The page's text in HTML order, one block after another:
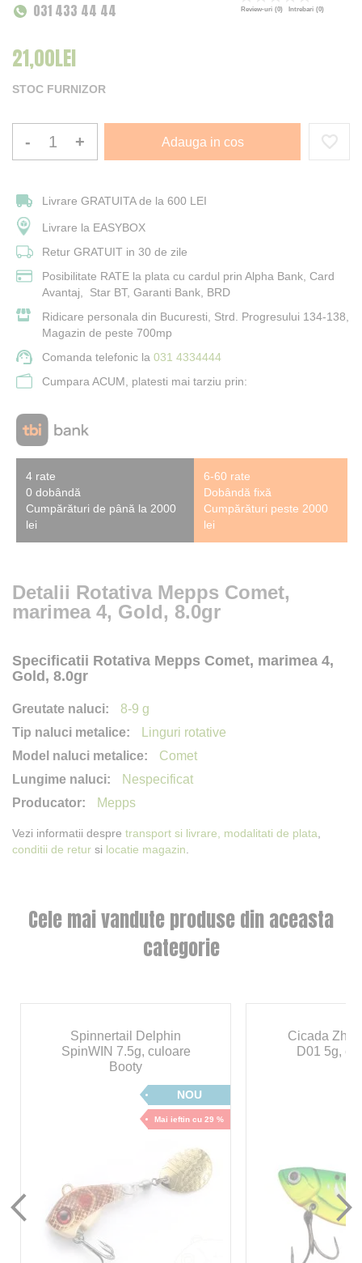
031 433 44 44
0
% of100
Review-uri (0) Intrebari (0)
21,00LEI
STOC FURNIZOR
- + Adauga in cos
Livrare GRATUITA de la 600 LEI
Livrare la EASYBOX
Retur GRATUIT in 30 de zile
Posibilitate RATE la plata cu cardul prin Alpha Bank, Card
Avantaj, Star BT, Garanti Bank, BRD
Ridicare personala din Bucuresti, Strd. Progresului 134-138,
Magazin de peste 700mp
Comanda telefonic la 031 4334444
Cumpara ACUM, platesti mai tarziu prin:
4 rate
0 dobândă
Cumpărături de până la 2000
lei
6-60 rate
Dobândă fixă
Cumpărături peste 2000
lei
Detalii Rotativa Mepps Comet,
marimea 4, Gold, 8.0gr
Specificatii Rotativa Mepps Comet, marimea 4,
Gold, 8.0gr
8-9 g
Linguri rotative
Comet
Nespecificat
Mepps
Vezi informatii despre transport si livrare, modalitati de plata,
conditii de retur si locatie magazin.
Cele mai vandute produse din aceasta
categorie
Spinnertail Delphin
SpinWIN 7.5g, culoare
Booty
NOU
Mai ieftin cu 29 %
Cicada
D01 5g,